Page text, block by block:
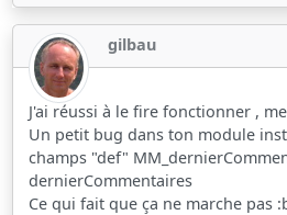
gilbau
J'ai réussi à le fire fonctionner ,
Un petit bug dans ton module
champs "def"
dernierCommentaires
Ce qui fait que ça ne marche pas